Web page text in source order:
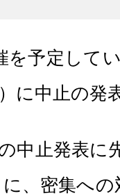
を予定し
に中止の発
中止発表
、密集へ